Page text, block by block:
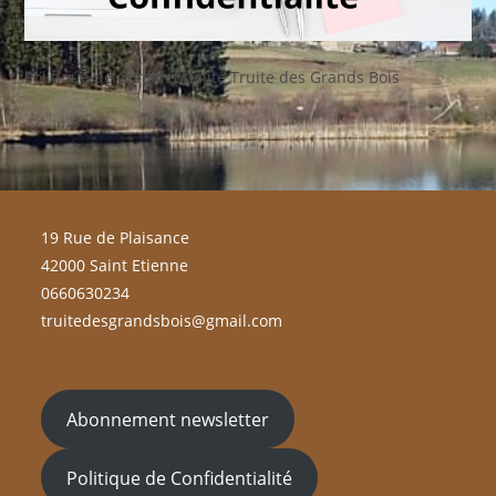
Politique de Confidentialité Truite des Grands Bois
19 Rue de Plaisance
42000 Saint Etienne
0660630234
truitedesgrandsbois@gmail.com
Abonnement newsletter
Politique de Confidentialité